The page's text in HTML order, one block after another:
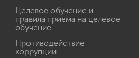
Целевое обучение и
правила приема на целевое
обучение
Противодействие
коррупции